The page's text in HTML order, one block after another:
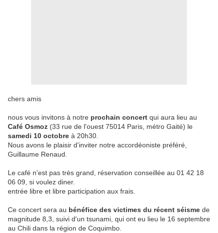
chers amis
nous vous invitons à notre prochain concert qui aura lieu au
Café Osmoz (33 rue de l'ouest 75014 Paris, métro Gaité) le
samedi 10 octobre à 20h30.
Nous avons le plaisir d'inviter notre accordéoniste préféré,
Guillaume Renaud.
Le café n'est pas très grand, réservation conseillée au 01 42 18
06 09, si voulez diner.
entrée libre et libre participation aux frais.
Ce concert sera au bénéfice des victimes du récent séisme de
magnitude 8,3, suivi d'un tsunami, qui ont eu lieu le 16 septembre
au Chili dans la région de Coquimbo.